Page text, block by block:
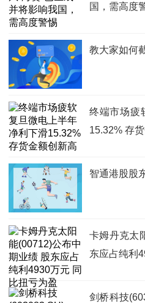
国，需高度
教大家如何
终端市场疲
15.32% 存
智通港股股
卡姆丹克太
东应占纯利
剑桥科技